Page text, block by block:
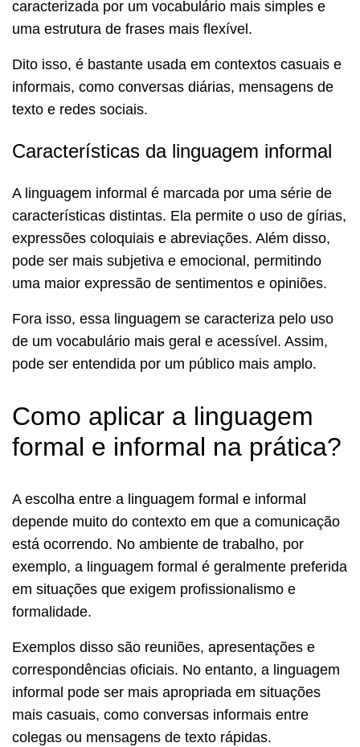
caracterizada por um vocabulário mais simples e
uma estrutura de frases mais flexível.
Dito isso, é bastante usada em contextos casuais e
informais, como conversas diárias, mensagens de
texto e redes sociais.
Características da linguagem informal
A linguagem informal é marcada por uma série de
características distintas. Ela permite o uso de gírias,
expressões coloquiais e abreviações. Além disso,
pode ser mais subjetiva e emocional, permitindo
uma maior expressão de sentimentos e opiniões.
Fora isso, essa linguagem se caracteriza pelo uso
de um vocabulário mais geral e acessível. Assim,
pode ser entendida por um público mais amplo.
Como aplicar a linguagem
formal e informal na prática?
A escolha entre a linguagem formal e informal
depende muito do contexto em que a comunicação
está ocorrendo. No ambiente de trabalho, por
exemplo, a linguagem formal é geralmente preferida
em situações que exigem profissionalismo e
formalidade.
Exemplos disso são reuniões, apresentações e
correspondências oficiais. No entanto, a linguagem
informal pode ser mais apropriada em situações
mais casuais, como conversas informais entre
colegas ou mensagens de texto rápidas.